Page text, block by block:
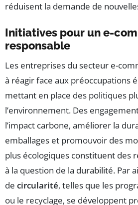
réduisent la demande de
Initiatives pour un e-
responsable
Les entreprises du secteur e-
à réagir face aux préoccupations
mettant en place des politiques
l’environnement. Des
l’impact carbone, améliorer la
emballages et promouvoir des
plus écologiques constituent des
à la question de la durabilité. Par
de circularité, telles que les
ou le recyclage, se développent